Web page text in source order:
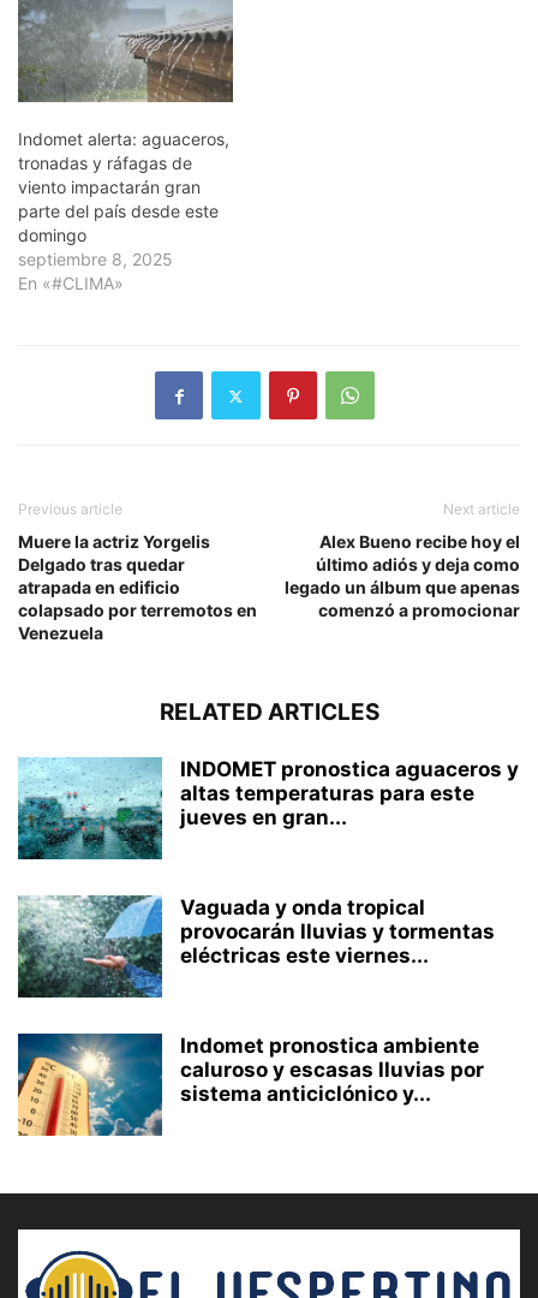
Indomet alerta: aguaceros,
tronadas y ráfagas de
viento impactarán gran
parte del país desde este
domingo
septiembre 8, 2025
En «#CLIMA»
Previous article
Muere la actriz Yorgelis
Delgado tras quedar
atrapada en edificio
colapsado por terremotos en
Venezuela
Next article
Alex Bueno recibe hoy el
último adiós y deja como
legado un álbum que apenas
comenzó a promocionar
RELATED ARTICLES
INDOMET pronostica aguaceros y
altas temperaturas para este
jueves en gran...
Vaguada y onda tropical
provocarán lluvias y tormentas
eléctricas este viernes...
Indomet pronostica ambiente
caluroso y escasas lluvias por
sistema anticiclónico y...